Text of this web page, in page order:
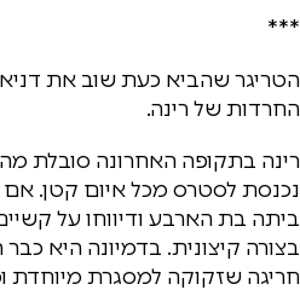
***
הטריגר שהביא כעת שוב את
החרדות של רינה.
רינה בתקופה האחרונה סובלת
נכנסת לסטרס מכל איום קטן.
ביתה בת הארבע ודיווחו על
בצורה קיצונית. בדמיונה היא
חריגה שזקוקה למסגרת מיוחדת